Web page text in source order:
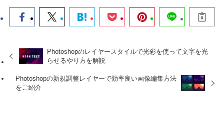
Photoshopのレイヤースタイルで光彩を使って文字を光
らせるやり方を解説
Photoshopの新規調整レイヤーで効率良い画像編集方法
をご紹介